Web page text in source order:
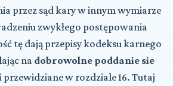
przez sąd kary w innym wymiarze
zwykłego postępowania
tę dają przepisy kodeksu karnego
na dobrowolne poddanie sie
przewidziane w rozdziale 16. Tutaj